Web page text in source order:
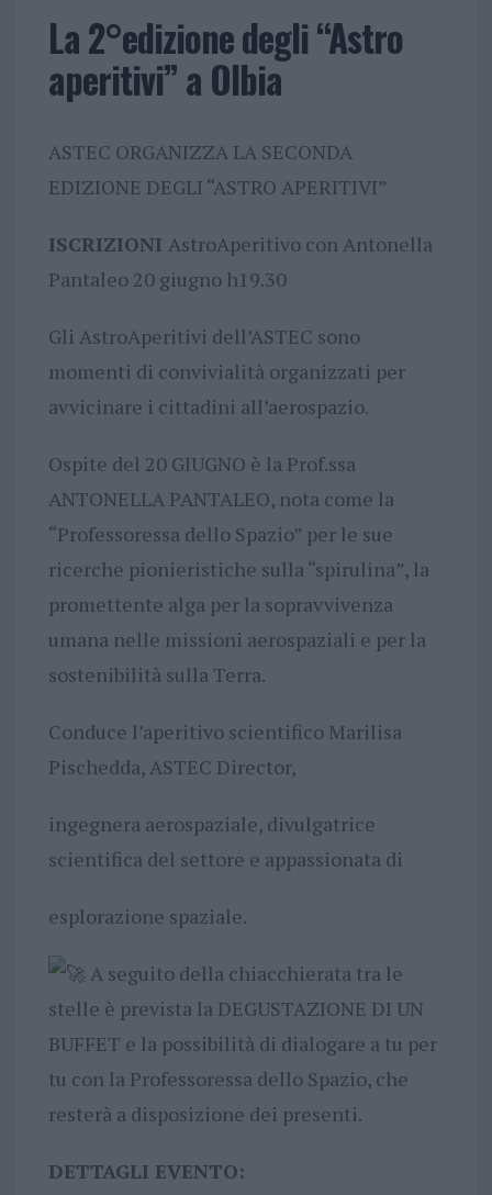
La 2°edizione degli “Astro
aperitivi” a Olbia
ASTEC ORGANIZZA LA SECONDA
EDIZIONE DEGLI “ASTRO APERITIVI”
ISCRIZIONI AstroAperitivo con Antonella
Pantaleo 20 giugno h19.30
Gli AstroAperitivi dell’ASTEC sono
momenti di convivialità organizzati per
avvicinare i cittadini all’aerospazio.
Ospite del 20 GIUGNO è la Prof.ssa
ANTONELLA PANTALEO, nota come la
“Professoressa dello Spazio” per le sue
ricerche pionieristiche sulla “spirulina”, la
promettente alga per la sopravvivenza
umana nelle missioni aerospaziali e per la
sostenibilità sulla Terra.
Conduce l’aperitivo scientifico Marilisa
Pischedda, ASTEC Director,
ingegnera aerospaziale, divulgatrice
scientifica del settore e appassionata di
esplorazione spaziale.
A seguito della chiacchierata tra le
stelle è prevista la DEGUSTAZIONE DI UN
BUFFET e la possibilità di dialogare a tu per
tu con la Professoressa dello Spazio, che
resterà a disposizione dei presenti.
DETTAGLI EVENTO: